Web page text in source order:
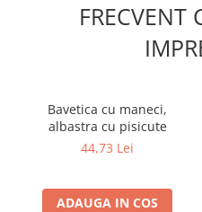
FRECVENT
Bavetica cu maneci,
albastra cu pisicute
44,73 Lei
ADAUGA IN COS